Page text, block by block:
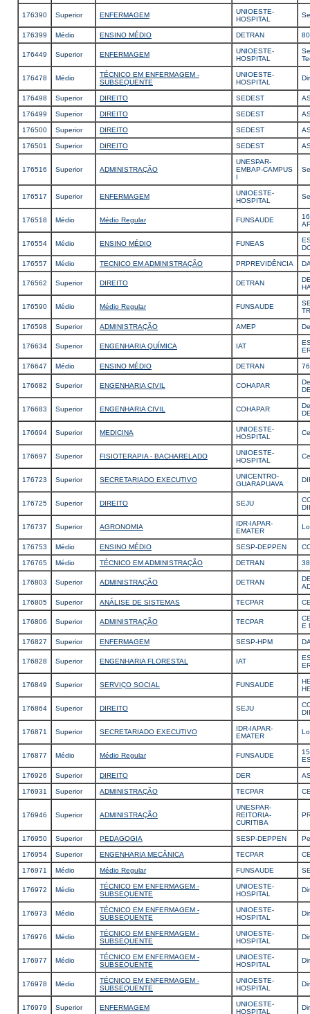
176390 Superior ENFERMAGEM
UNIOESTE-
HOSPITAL
176399 Médio ENSINO MÉDIO DETRAN
176449 Superior ENFERMAGEM
UNIOESTE-
HOSPITAL
176478 Médio
TÉCNICO EM ENFERMAGEM -
SUBSEQUENTE
UNIOESTE-
HOSPITAL
176498 Superior DIREITO SEDEST
176499 Superior DIREITO SEDEST
176500 Superior DIREITO SEDEST
176501 Superior DIREITO SEDEST
176516 Superior ADMINISTRAÇÃO
UNESPAR-
EMBAP-CAMPUS
I
176517 Superior ENFERMAGEM
UNIOESTE-
HOSPITAL
176518 Médio Médio Regular FUNSAUDE
176554 Médio ENSINO MÉDIO FUNEAS
176557 Médio TECNICO EM ADMINISTRAÇÃO PRPREVIDÊNCIA
176562 Superior DIREITO DETRAN
176590 Médio Médio Regular FUNSAUDE
176598 Superior ADMINISTRAÇÃO AMEP
176634 Superior ENGENHARIA QUÍMICA IAT
176647 Médio ENSINO MÉDIO DETRAN
176682 Superior ENGENHARIA CIVIL COHAPAR
176683 Superior ENGENHARIA CIVIL COHAPAR
176694 Superior MEDICINA
UNIOESTE-
HOSPITAL
176697 Superior FISIOTERAPIA - BACHARELADO
UNIOESTE-
HOSPITAL
176723 Superior SECRETARIADO EXECUTIVO
UNICENTRO-
GUARAPUAVA
176725 Superior DIREITO SEJU
176737 Superior AGRONOMIA
IDR-IAPAR-
EMATER
176753 Médio ENSINO MÉDIO SESP-DEPPEN
176765 Médio TÉCNICO EM ADMINISTRAÇÃO DETRAN
176803 Superior ADMINISTRAÇÃO DETRAN
176805 Superior ANÁLISE DE SISTEMAS TECPAR
176806 Superior ADMINISTRAÇÃO TECPAR
E
176827 Superior ENFERMAGEM SESP-HPM
176828 Superior ENGENHARIA FLORESTAL IAT
176849 Superior SERVIÇO SOCIAL FUNSAUDE
176864 Superior DIREITO SEJU
176871 Superior SECRETARIADO EXECUTIVO
IDR-IAPAR-
EMATER
176877 Médio Médio Regular FUNSAUDE
176926 Superior DIREITO DER
176931 Superior ADMINISTRAÇÃO TECPAR
176946 Superior ADMINISTRAÇÃO
UNESPAR-
REITORIA-
CURITIBA
176950 Superior PEDAGOGIA SESP-DEPPEN
176954 Superior ENGENHARIA MECÂNICA TECPAR
176971 Médio Médio Regular FUNSAUDE
176972 Médio
TÉCNICO EM ENFERMAGEM -
SUBSEQUENTE
UNIOESTE-
HOSPITAL
176973 Médio
TÉCNICO EM ENFERMAGEM -
SUBSEQUENTE
UNIOESTE-
HOSPITAL
176976 Médio
TÉCNICO EM ENFERMAGEM -
SUBSEQUENTE
UNIOESTE-
HOSPITAL
176977 Médio
TÉCNICO EM ENFERMAGEM -
SUBSEQUENTE
UNIOESTE-
HOSPITAL
176978 Médio
TÉCNICO EM ENFERMAGEM -
SUBSEQUENTE
UNIOESTE-
HOSPITAL
176979 Superior ENFERMAGEM
UNIOESTE-
HOSPITAL